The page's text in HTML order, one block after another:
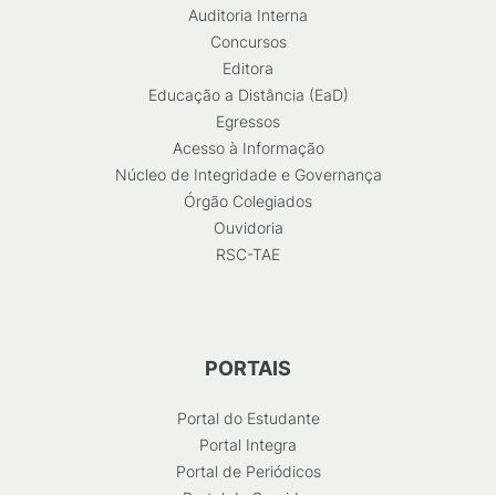
Auditoria Interna
Concursos
Editora
Educação a Distância (EaD)
Egressos
Acesso à Informação
Núcleo de Integridade e Governança
Órgão Colegiados
Ouvidoria
RSC-TAE
PORTAIS
Portal do Estudante
Portal Integra
Portal de Periódicos